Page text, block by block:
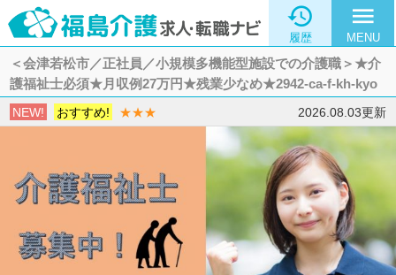

履歴
menu
MENU
＜会津若松市／正社員／小規模多機能型施設での介護職＞★介
護福祉士必須★月収例27万円★残業少なめ★2942-ca-f-kh-kyo
NEW! おすすめ! ★★★ 2026.08.03更新